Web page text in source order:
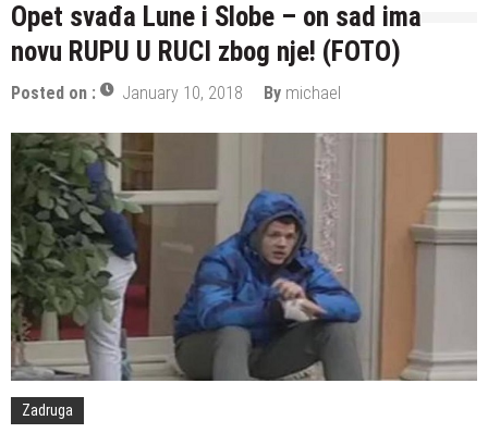
Opet svađa Lune i Slobe – on sad ima
novu RUPU U RUCI zbog nje! (FOTO)
Posted on : January 10, 2018 By michael
Zadruga